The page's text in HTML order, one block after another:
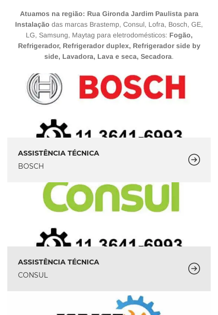
Atuamos na região: Rua Gironda Jardim Paulista para
Instalação das marcas Brastemp, Consul, Lofra, Bosch, GE,
LG, Samsung, Maytag para eletrodomésticos: Fogão,
Refrigerador, Refrigerador duplex, Refrigerador side by
side, Lavadora, Lava e seca, Secadora.
ASSISTÊNCIA TÉCNICA
BOSCH
ASSISTÊNCIA TÉCNICA
CONSUL